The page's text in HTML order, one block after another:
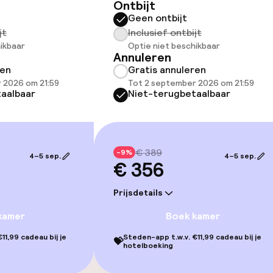
Roomservice
om 21:59
4–5 sep.
cadeau bij je
Ontbijt
Geen ontbijt
Inclusief ontbijt
Optie niet beschikbaar
Annuleren
Gratis annuleren
Tot 2 september 2026 om 21:59
Niet-terugbetaalbaar
-9% € 389
€ 356
Prijsdetails
4–5 sep.
Boek kamer
💝Steden-app t.w.v. €11,99 cadeau bij je
hotelboeking